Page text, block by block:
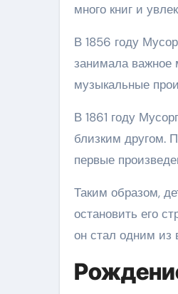
много книг и
В 1856 году
занимала важное
музыкальные
В 1861 году
близким другом.
первые
Таким образом,
остановить его
он стал одним из